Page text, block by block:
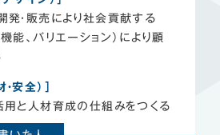
発・販売により社会貢献する
能、バリエーション）により顧
安全）］
用と人材育成の仕組みをつくる